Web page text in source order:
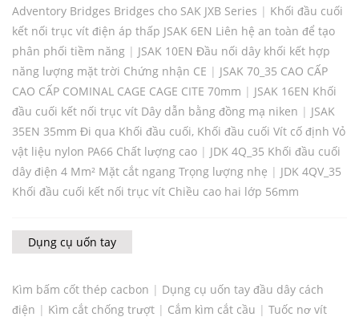
Adventory Bridges Bridges cho SAK JXB Series | Khối đầu cuối
kết nối trục vít điện áp thấp JSAK 6EN Liên hệ an toàn để tạo
phân phối tiềm năng | JSAK 10EN Đầu nối dây khối kết hợp
năng lượng mặt trời Chứng nhận CE | JSAK 70_35 CAO CẤP
CAO CẤP COMINAL CAGE CAGE CITE 70mm | JSAK 16EN Khối
đầu cuối kết nối trục vít Dây dẫn bằng đồng mạ niken | JSAK
35EN 35mm Đi qua Khối đầu cuối, Khối đầu cuối Vít cố định Vỏ
vật liệu nylon PA66 Chất lượng cao | JDK 4Q_35 Khối đầu cuối
dây điện 4 Mm² Mặt cắt ngang Trọng lượng nhẹ | JDK 4QV_35
Khối đầu cuối kết nối trục vít Chiều cao hai lớp 56mm
Dụng cụ uốn tay
Kìm bấm cốt thép cacbon | Dụng cụ uốn tay đầu dây cách
điện | Kìm cắt chống trượt | Cắm kìm cắt cầu | Tuốc nơ vít